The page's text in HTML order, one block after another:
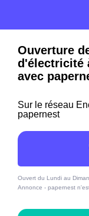
Ouverture
d'électricité
avec
Sur le réseau
papernest
Ouvert du Lundi au
Annonce - papernest